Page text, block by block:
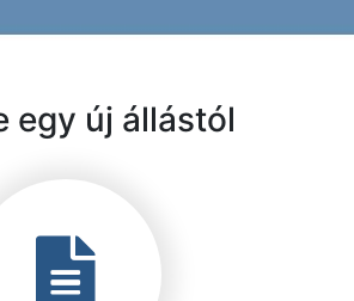
egy új állástól